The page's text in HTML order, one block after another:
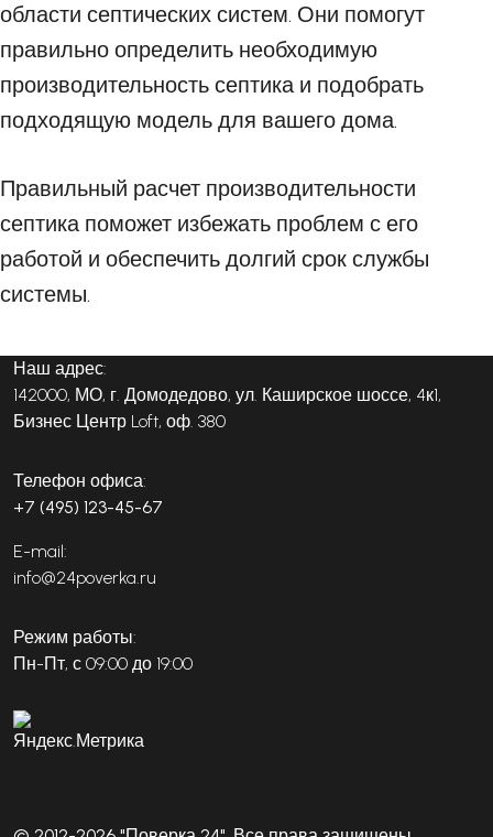
области септических систем. Они помогут
правильно определить необходимую
производительность септика и подобрать
подходящую модель для вашего дома.
Правильный расчет производительности
септика поможет избежать проблем с его
работой и обеспечить долгий срок службы
системы.
Наш адрес:
142000, МО, г. Домодедово, ул. Каширское шоссе, 4к1,
Бизнес Центр Loft, оф. 380
Телефон офиса:
+7 (495) 123-45-67
E-mail:
info@24poverka.ru
Режим работы:
Пн-Пт, с 09:00 до 19:00